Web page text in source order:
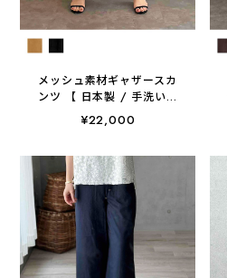
メッシュ素材ギャザースカ
ンツ 【 日本製 / 手洗い可
】
¥22,000